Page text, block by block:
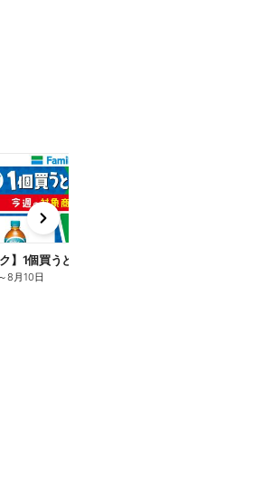
ク】1個買うと1個もらえる/麦茶
～8月10日
e
x
t